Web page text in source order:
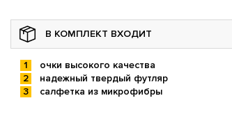
В КОМПЛЕКТ ВХОДИТ
очки высокого качества
надежный твердый футляр
салфетка из микрофибры